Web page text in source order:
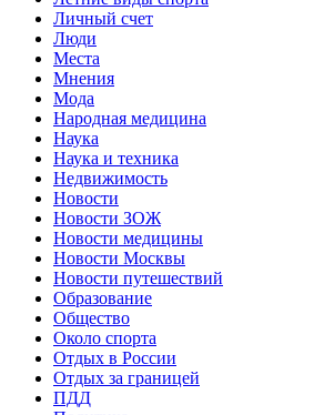
Личный счет
Люди
Места
Мнения
Мода
Народная медицина
Наука
Наука и техника
Недвижимость
Новости
Новости ЗОЖ
Новости медицины
Новости Москвы
Новости путешествий
Образование
Общество
Около спорта
Отдых в России
Отдых за границей
ПДД